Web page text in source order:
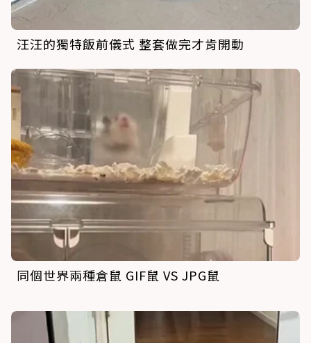
汪汪的獨特飯前儀式 整套做完才肯開動
同個世界兩種倉鼠 GIF鼠 VS JPG鼠